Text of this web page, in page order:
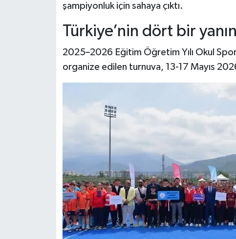
şampiyonluk için sahaya çıktı.
Türkiye’nin dört bir
2025–2026 Eğitim Öğretim Yılı Okul
organize edilen turnuva, 13-17 Mayıs